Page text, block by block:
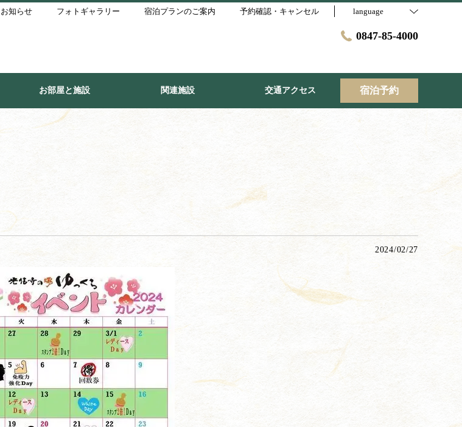
知らせ フォトギャラリー 宿泊プランのご案内 予約確認・キャンセル language
0847-85-4000
お部屋と施設 関連施設 交通アクセス 宿泊予約
2024/02/27